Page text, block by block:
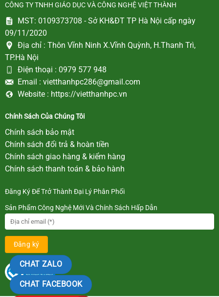
CÔNG TY TNHH GIÁO DỤC VÀ CÔNG NGHỆ VIỆT THÀNH
MST: 0109373708 - Sở KH&ĐT TP Hà Nội cấp ngày
09/11/2020
Địa chỉ : Thôn Vĩnh Ninh X.Vĩnh Quỳnh, H.Thanh Trì,
TP.Hà Nội
Điện thoại : 0979 577 948
Email : vietthanhpc286@gmail.com
Website : https://vietthanhpc.vn
Chính Sách Của Chúng Tôi
Chính sách bảo mật
Chính sách đổi trả & hoàn tiền
Chính sách giao hàng & kiểm hàng
Chính sách thanh toán & bảo hành
Đăng Ký Để Trở Thành Đại Lý Phân Phối
Sản Phẩm Công Nghệ Mới Và Chính Sách Hấp Dẫn
CHAT ZALO
CHAT FACEBOOK